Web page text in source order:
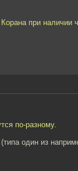
при наличии
по-разному.
один из